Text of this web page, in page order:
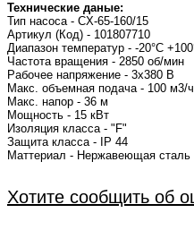
Технические даные:
Тип насоса - CX-65-160/15
Артикул (Код) - 101807710
Диапазон температур - -20°C
Частота вращения - 2850 об/мин
Рабочее напряжение - 3x380 В
Макс. объемная подача - 100 м3/ч
Макс. напор - 36 м
Мощность - 15 кВт
Изоляция класса - "F"
Защита класса - IP 44
Маттериал - Нержавеющая сталь
Хотите сообщить об